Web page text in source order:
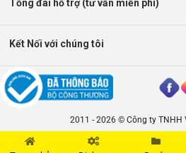
Tổng đài hỗ trợ (tư vấn miễn phí)
Kết Nối với chúng tôi
2011 - 2026 © Công ty TNHH